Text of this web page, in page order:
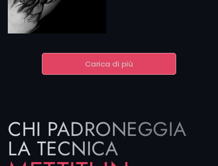
Carica di più
CHI PADRONEGGIA
LA TECNICA